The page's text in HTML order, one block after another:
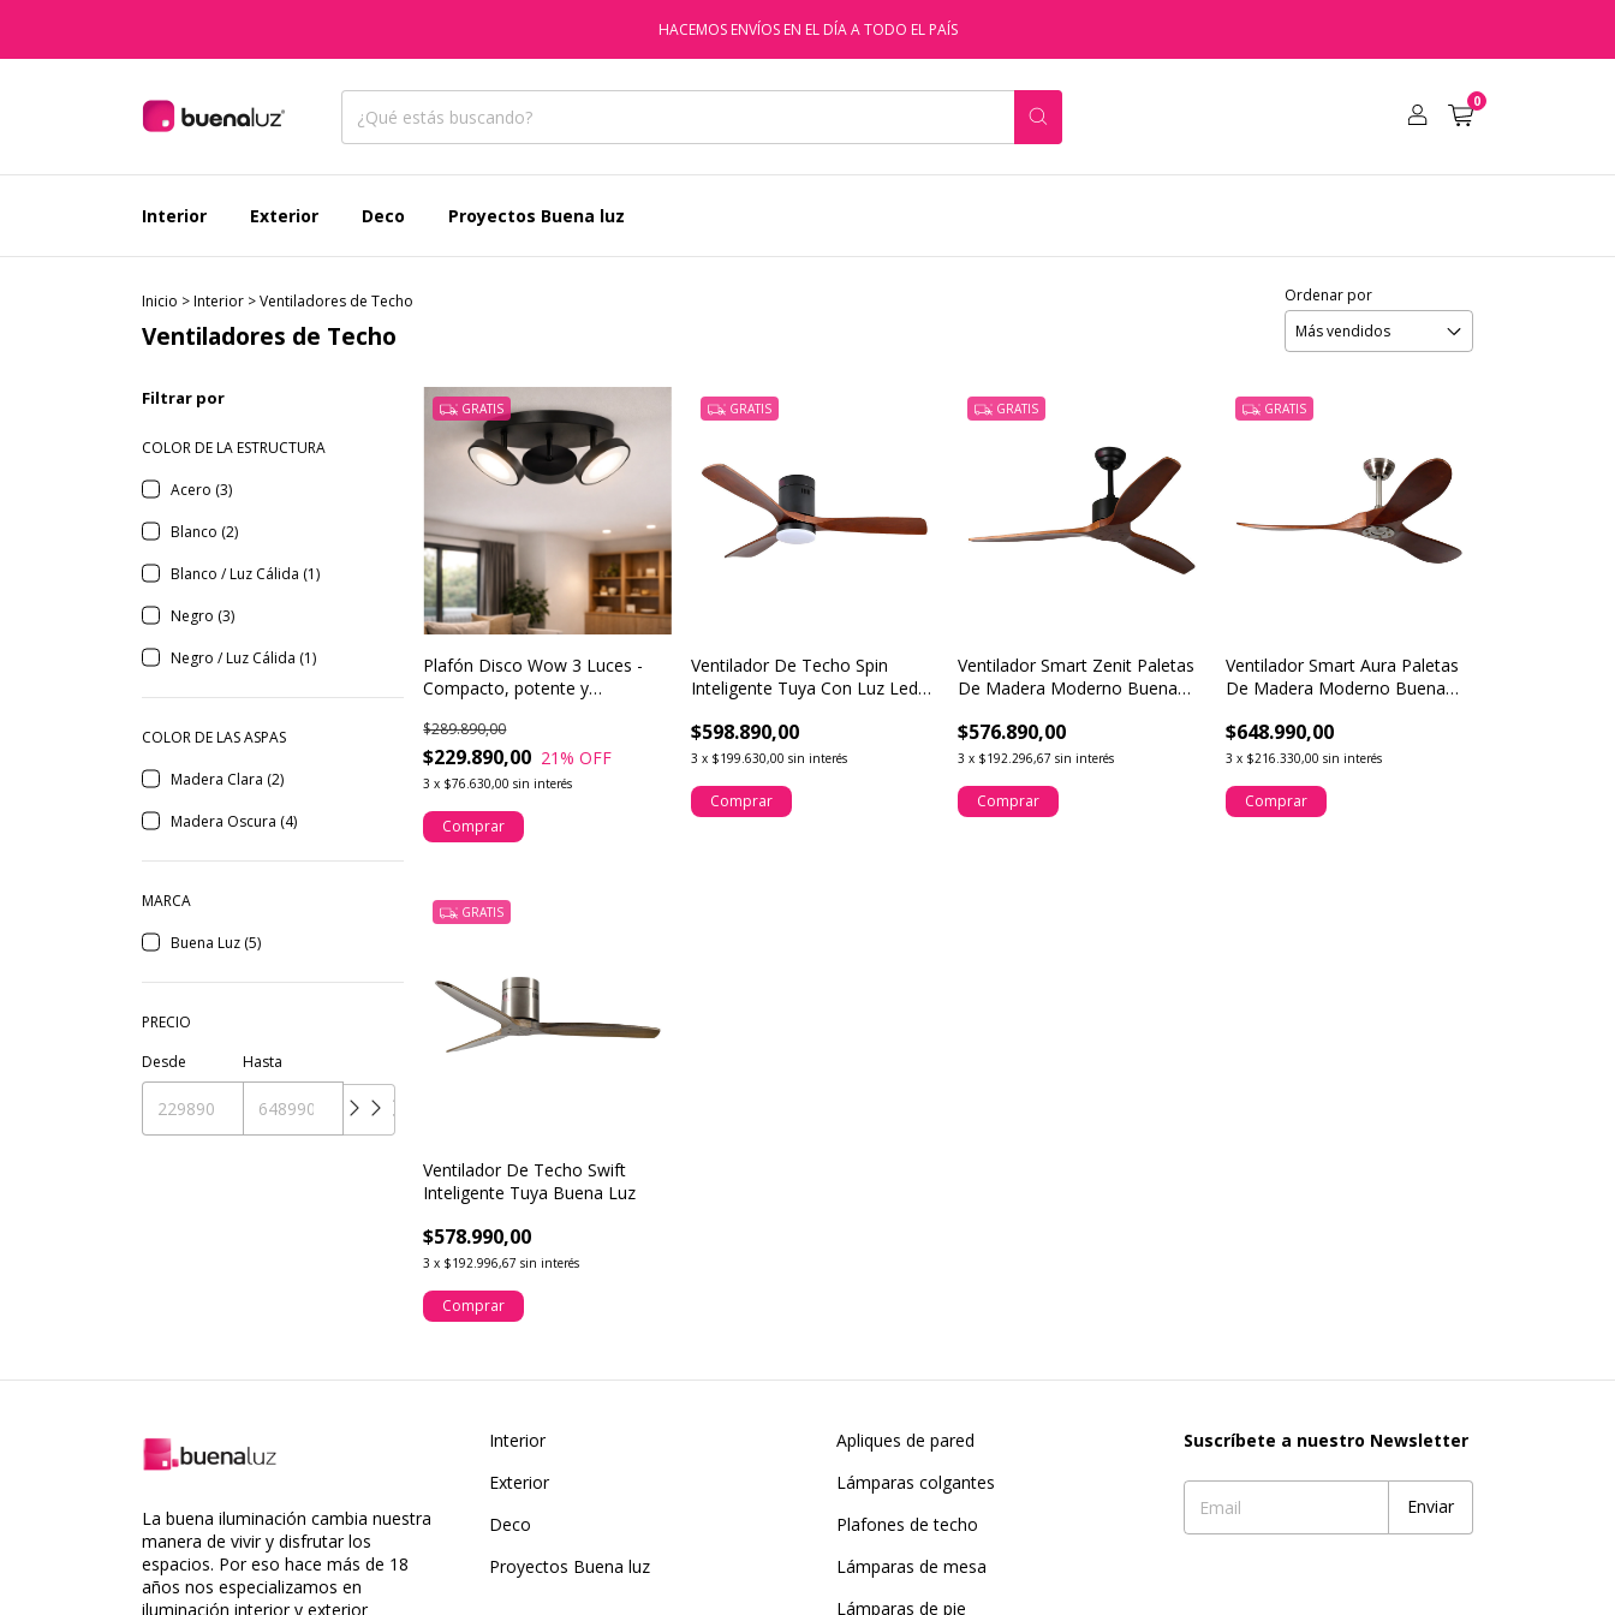
HACEMOS ENVÍOS EN EL DÍA A TODO EL PAÍS
0
Interior Exterior Deco Proyectos Buena luz
Inicio >Interior >Ventiladores de Techo
Ventiladores de Techo
Ordenar por
Filtrar por
COLOR DE LA ESTRUCTURA
Acero (3)
Blanco (2)
Blanco / Luz Cálida (1)
Negro (3)
Negro / Luz Cálida (1)
COLOR DE LAS ASPAS
Madera Clara (2)
Madera Oscura (4)
MARCA
Buena Luz (5)
PRECIO
Desde
Hasta
GRATIS
Plafón Disco Wow 3 Luces -
Compacto, potente y
$229.890,00
$289.890,00
21% OFF
3 x $76.630,00 sin interés
Comprar
GRATIS
Ventilador De Techo Spin
Inteligente Tuya Con Luz Led
$598.890,00
3 x $199.630,00 sin interés
Comprar
GRATIS
Ventilador Smart Zenit Paletas
De Madera Moderno Buena
$576.890,00
3 x $192.296,67 sin interés
Comprar
GRATIS
Ventilador Smart Aura Paletas
De Madera Moderno Buena
$648.990,00
3 x $216.330,00 sin interés
Comprar
GRATIS
Ventilador De Techo Swift
Inteligente Tuya Buena Luz
$578.990,00
3 x $192.996,67 sin interés
Comprar
La buena iluminación cambia nuestra
manera de vivir y disfrutar los
espacios. Por eso hace más de 18
años nos especializamos en
iluminación interior y exterior
Interior
Exterior
Deco
Proyectos Buena luz
Apliques de pared
Lámparas colgantes
Plafones de techo
Lámparas de mesa
Lámparas de pie
Suscríbete a nuestro Newsletter